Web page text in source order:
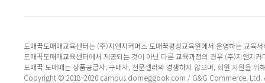
도매꾹도매매교육센터는 (주)지앤지커머스 도매꾹평생교육원에서 운영하는 교육
도매꾹도매매교육센터에서 제공되는 것이 아닌 다른 교육과정의 경우 (주)지앤지
도매꾹 도매매는 상품공급사, 구매사, 전문셀러와 경쟁하지 않으며, 회원 지원을 위
Copyright © 2018~2020 campus.domeggook.com / G&G Commerce, Ltd.